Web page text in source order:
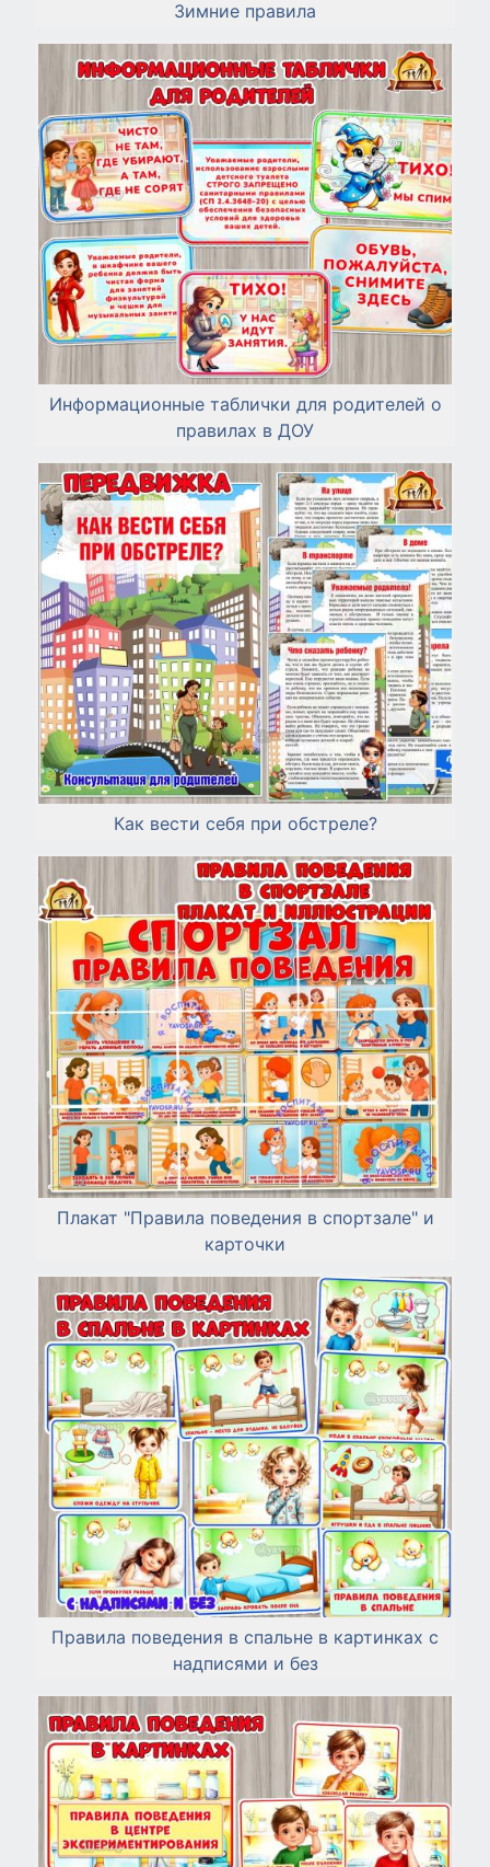
Зимние правила
Информационные таблички для родителей о
правилах в ДОУ
Как вести себя при обстреле?
Плакат "Правила поведения в спортзале" и
карточки
Правила поведения в спальне в картинках с
надписями и без